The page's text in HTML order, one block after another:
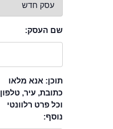
שם העסק:
תוכן: אנא מלאו
כתובת, עיר, טלפון
וכל פרט רלוונטי
נוסף: